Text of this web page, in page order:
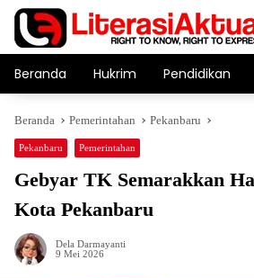
Langsung
konten
Beranda Hukrim Pendidikan
Beranda Pemerintahan Pekanbaru
Pekanbaru Pemerintahan
Gebyar TK Semarakkan
Kota Pekanbaru
Dela Darmayanti
9 Mei 2026